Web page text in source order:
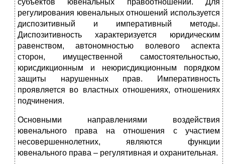
субъектов ювенальных правоотношений. Для
регулирования ювенальных отношений используется
диспозитивный и императивный методы.
Диспозитивность характеризуется юридическим
равенством, автономностью волевого аспекта
сторон, имущественной самостоятельностью,
юрисдикционным и неюрисдикционным порядком
защиты нарушенных прав. Императивность
проявляется во властных отношениях, отношениях
подчинения.
Основными направлениями воздействия
ювенального права на отношения с участием
несовершеннолетних, являются функции
ювенального права – регулятивная и охранительная.